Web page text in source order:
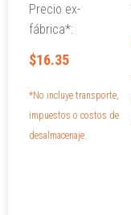
Precio ex-
fábrica*:
$16.35
*No incluye transporte,
impuestos o costos de
desalmacenaje.